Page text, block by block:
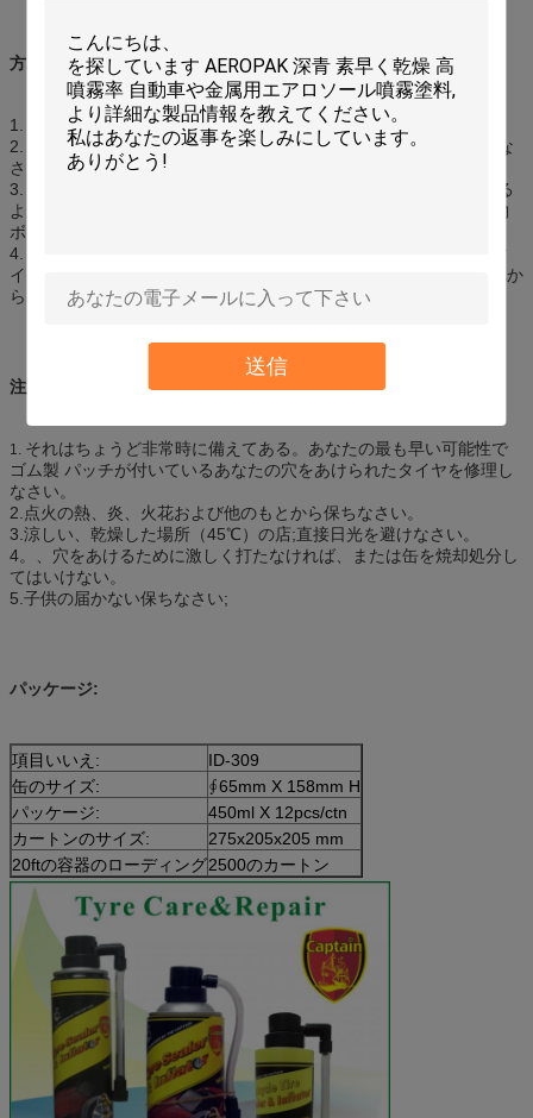
送信
方向:
1. もし可能なら穿刺を引き起こす目的により取除くため。
2. タイヤの空気を抜きなさい;缶の使用をよりかなり前に揺すりな
さい;
3. ねじ接続の管しっかりとタイヤ弁に;タイヤがしっかりしている
ようであるまで缶直立ボタンを最優位取除く保護装置の帽子出版物
ボタンを握りなさい。
4. ポンプの後で終了する、切る管の両端を。すぐにシーラーがタ
イヤで広がり、穿刺を修理するように3-5kmを運転しなさい。それか
らタイヤの空気圧を点検し、調節しなさい。
注意:
1. それはちょうど非常時に備えてある。あなたの最も早い可能性で
ゴム製 パッチが付いているあなたの穴をあけられたタイヤを修理し
なさい。
2.点火の熱、炎、火花および他のもとから保ちなさい。
3.涼しい、乾燥した場所（45℃）の店;直接日光を避けなさい。
4。、穴をあけるために激しく打たなければ、または缶を焼却処分し
てはいけない。
5.子供の届かない保ちなさい;
パッケージ:
項目いいえ:
ID-309
缶のサイズ:
∮65mm X 158mm H
パッケージ:
450ml X 12pcs/ctn
カートンのサイズ:
275x205x205 mm
20ftの容器のローディング2500のカートン